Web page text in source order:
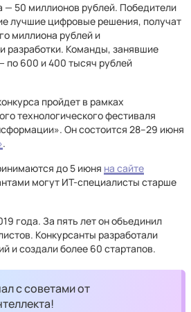
— 50 миллионов рублей. Победители
лучшие цифровые решения, получат
миллиона рублей и
разработки. Команды, занявшие
по 600 и 400 тысяч рублей
пройдет в рамках
технологического фестиваля
Он состоится 28–29 июня
.
до 5 июня на сайте
могут ИТ-специалисты старше
года. За пять лет он объединил
Конкурсанты разработали
и создали более 60 стартапов.
с советами от